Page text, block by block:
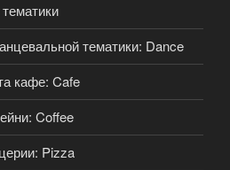
тематики: Dance
кафе: Cafe
Coffee
Pizza